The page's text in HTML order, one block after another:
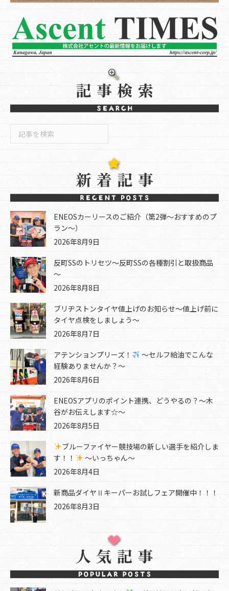
索
ENEOSカーリースのご紹介（第2弾～おすすめのプ
ラン～）
2026年8月9日
反町SSのトリセツ～反町SSの各種割引と取扱商品
～
2026年8月8日
ブリヂストンタイヤ値上げのお知らせ～値上げ前に
タイヤ点検をしましょう～
2026年8月7日
アテンションプリーズ！
～セルフ給油でこんな
経験ありませんか？～
2026年8月6日
ENEOSアプリのポイント連携、どうやるの？～木
谷がお伝えします☆～
2026年8月5日
ブルーファイヤー競技場の新しい選手を紹介しま
す！！
～いっちゃん～
2026年8月4日
新商品ダイヤⅡキーパーお試しフェア開催中！！！
2026年8月3日